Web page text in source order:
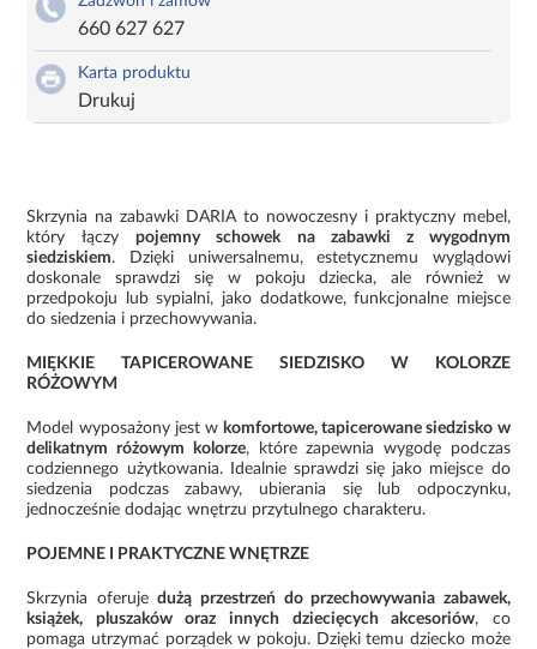
660 627 627
Karta produktu
Drukuj
Skrzynia na zabawki DARIA to nowoczesny i praktyczny mebel,
który łączypojemny schowek na zabawki z wygodnym
siedziskiem. Dzięki uniwersalnemu, estetycznemu wyglądowi
doskonale sprawdzi się w pokoju dziecka, ale również w
przedpokoju lub sypialni, jako dodatkowe, funkcjonalne miejsce
do siedzenia i przechowywania.
MIĘKKIE TAPICEROWANE SIEDZISKO W KOLORZE
RÓŻOWYM
Model wyposażony jest w komfortowe, tapicerowane siedzisko w
delikatnym różowym kolorze, które zapewnia wygodę podczas
codziennego użytkowania. Idealnie sprawdzi się jako miejsce do
siedzenia podczas zabawy, ubierania się lub odpoczynku,
jednocześnie dodając wnętrzu przytulnego charakteru.
POJEMNE I PRAKTYCZNE WNĘTRZE
Skrzynia oferujedużą przestrzeń do przechowywania zabawek,
książek, pluszaków oraz innych dziecięcych akcesoriów, co
pomaga utrzymać porządek w pokoju. Dzięki temu dziecko może